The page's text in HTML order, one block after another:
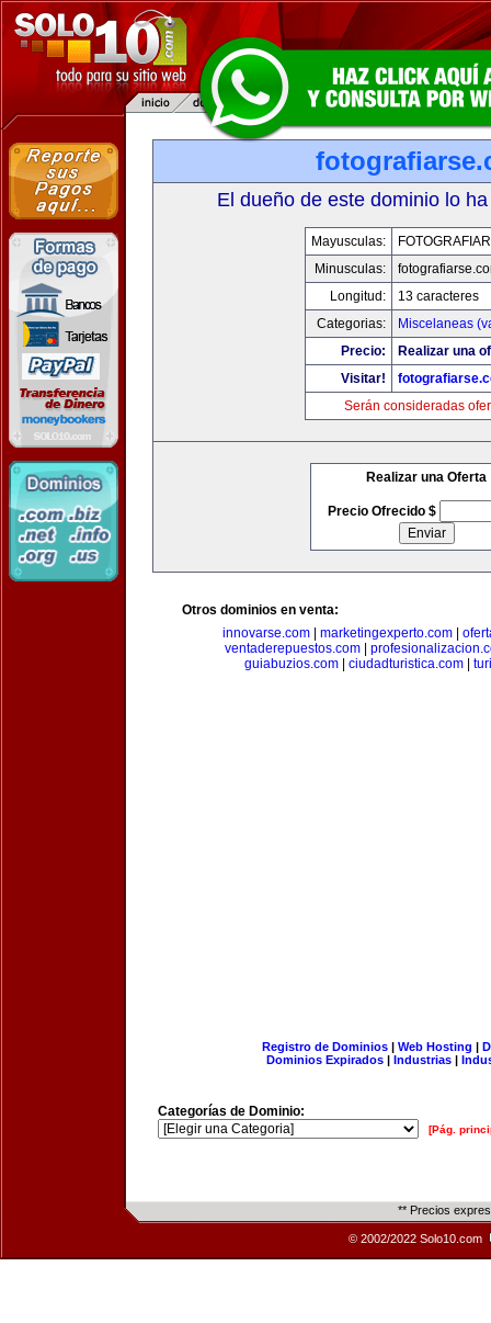
El dueño de este dominio lo
Mayusculas:
Minusculas:
Longitud:
13 caracteres
Categorias:
Miscelaneas
Precio:
Realizar una
Visitar!
Serán consideradas
Realizar una Oferta
Precio Ofrecido $
Otros dominios en venta:
innovarse.com
marketingexperto.com
ventaderepuestos.com
guiabuzios.com| ciudadturistica.com|
Registro de Dominios| Web Hosting |
Dominios Expirados | Industrias |
Categorías de Dominio:
[Pág.
** Precios
© 2002/2022 Solo10.com